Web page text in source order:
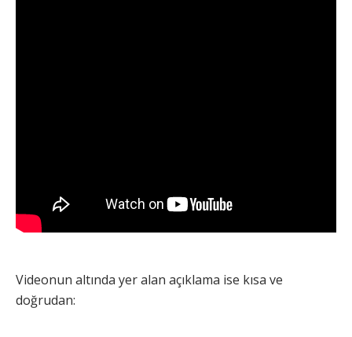
Videonun altında yer alan açıklama ise kısa ve
doğrudan: